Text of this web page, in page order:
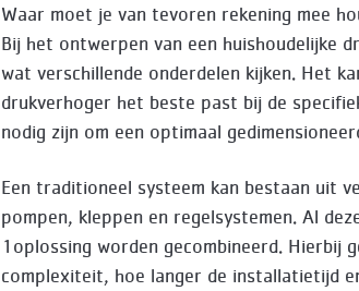
Waar moet je van tevoren rekening mee
Bij het ontwerpen van een huishoudelijke
wat verschillende onderdelen kijken. Het
drukverhoger het beste past bij de
nodig zijn om een optimaal
Een traditioneel systeem kan bestaan uit
pompen, kleppen en regelsystemen. Al
1oplossing worden gecombineerd. Hierbij
complexiteit, hoe langer de installatietijd